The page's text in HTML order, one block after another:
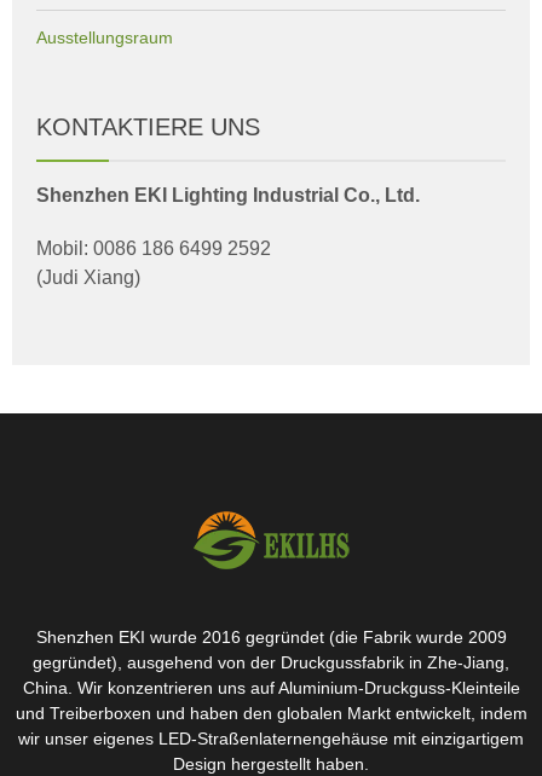
Ausstellungsraum
KONTAKTIERE UNS
Shenzhen EKI Lighting Industrial Co., Ltd.
Mobil: 0086 186 6499 2592
(Judi Xiang)
Shenzhen EKI wurde 2016 gegründet (die Fabrik wurde 2009
gegründet), ausgehend von der Druckgussfabrik in Zhe-Jiang,
China. Wir konzentrieren uns auf Aluminium-Druckguss-Kleinteile
und Treiberboxen und haben den globalen Markt entwickelt, indem
wir unser eigenes LED-Straßenlaternengehäuse mit einzigartigem
Design hergestellt haben.